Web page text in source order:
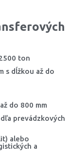
ton
s dĺžkou až do
do 800 mm
prevádzkových
alebo
a